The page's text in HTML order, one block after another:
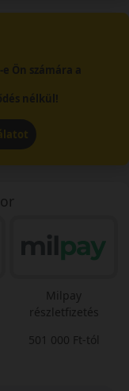
Ön számára a
nélkül!
Milpay
részletfizetés
501 000 Ft-tól